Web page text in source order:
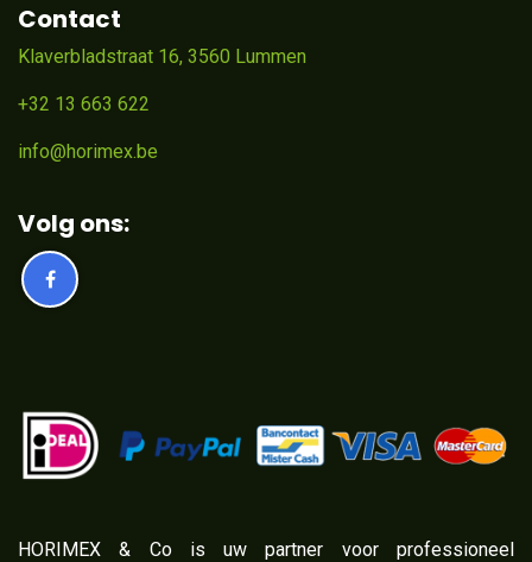
Contact
Klaverbladstraat 16, 3560 Lummen
+32 13 663 622
info@horimex.be
Volg ons:
​HORIMEX & Co is uw partner voor professioneel